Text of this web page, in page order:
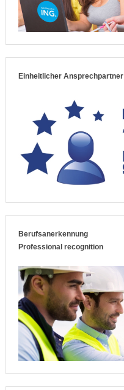
Einheitlicher Ansprechpartner
Berufsanerkennung
Professional recognition